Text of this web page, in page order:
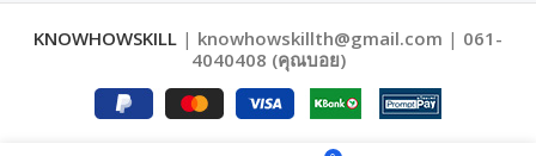
KNOWHOWSKILL | knowhowskillth@gmail.com | 061-
4040408 (คุณบอย)